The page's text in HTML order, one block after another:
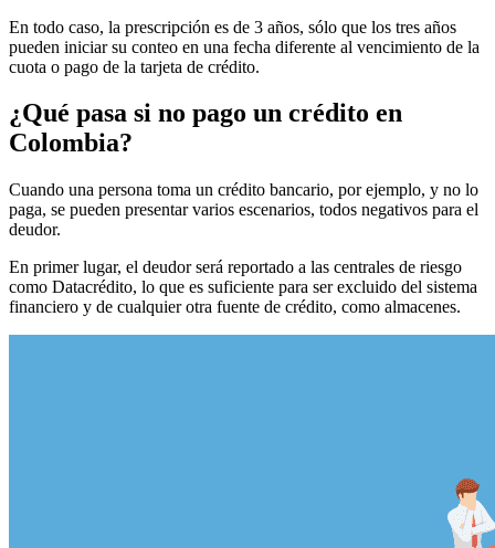
En todo caso, la prescripción es de 3 años, sólo que los tres años
pueden iniciar su conteo en una fecha diferente al vencimiento de la
cuota o pago de la tarjeta de crédito.
¿Qué pasa si no pago un crédito en
Colombia?
Cuando una persona toma un crédito bancario, por ejemplo, y no lo
paga, se pueden presentar varios escenarios, todos negativos para el
deudor.
En primer lugar, el deudor será reportado a las centrales de riesgo
como Datacrédito, lo que es suficiente para ser excluido del sistema
financiero y de cualquier otra fuente de crédito, como almacenes.